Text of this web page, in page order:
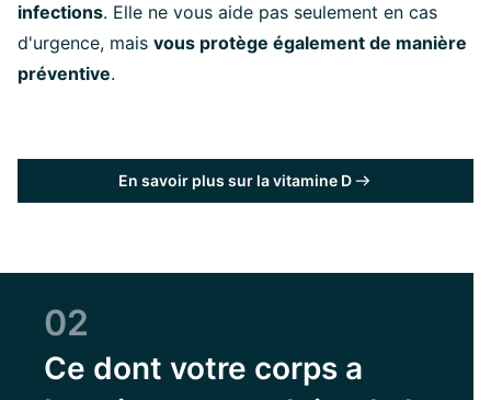
infections. Elle ne vous aide pas seulement en cas
d'urgence, mais vous protège également de manière
préventive.
En savoir plus sur la vitamine D
02
Ce dont votre corps a